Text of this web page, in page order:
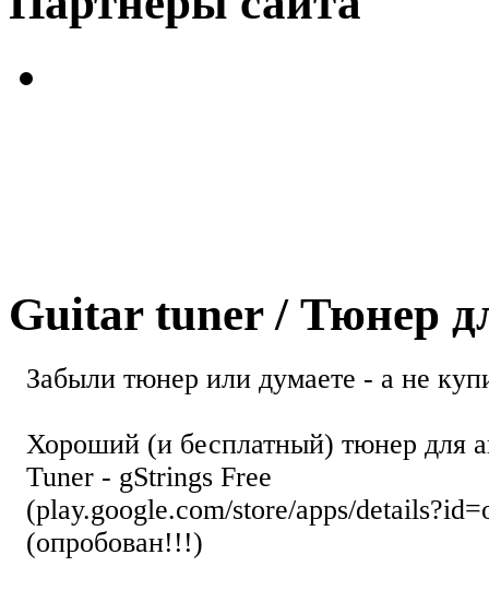
Guitar tuner / Тюнер
Забыли тюнер или думаете - а не
Хороший (и бесплатный) тюнер для
Tuner - gStrings Free
(play.google.com/store/apps/
(опробован!!!)